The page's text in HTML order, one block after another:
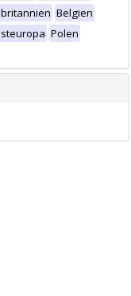
Belgien
Polen